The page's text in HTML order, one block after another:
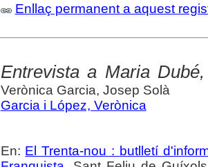
Enllaç permanent a aquest
Entrevista a Maria
Verònica Garcia, Josep Solà
Garcia i López, Verònica
En: El Trenta-nou : butlletí